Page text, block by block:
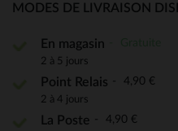
MODES DE LIVRAISON
En magasin
2 à 5 jours
Point Relais 4,90 €
2 à 4 jours
La Poste 4,90 €